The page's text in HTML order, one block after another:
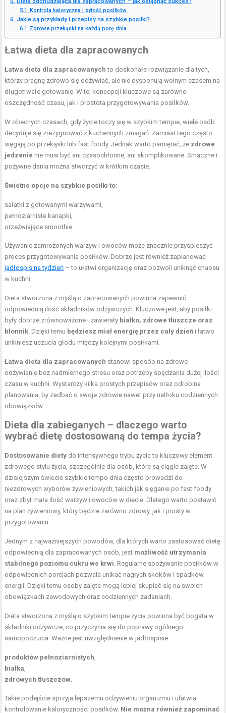
Kontrola kaloryczna i sytość posiłków
Jakie są przykłady i przepisy na szybkie posiłki?
Zdrowe przekąski na każdą porę dnia
Łatwa dieta dla zapracowanych
Łatwa dieta dla zapracowanych to doskonałe rozwiązanie dla tych,
którzy pragną zdrowo się odżywiać, ale nie dysponują wolnym czasem na
długotrwałe gotowanie. W tej koncepcji kluczowe są zarówno
oszczędność czasu, jak i prostota przygotowywania posiłków.
W obecnych czasach, gdy życie toczy się w szybkim tempie, wiele osób
decyduje się zrezygnować z kuchennych zmagań. Zamiast tego często
sięgają po przekąski lub fast foody. Jednak warto pamiętać, że zdrowe
jedzenie nie musi być ani czasochłonne, ani skomplikowane. Smaczne i
pożywne dania można stworzyć w krótkim czasie.
Świetne opcje na szybkie posiłki to:
sałatki z gotowanymi warzywami,
pełnoziarniste kanapki,
orzeźwiające smoothie.
Używanie zamrożonych warzyw i owoców może znacznie przyspieszyć
proces przygotowywania posiłków. Dobrze jest również zaplanować
jadłospis na tydzień – to ułatwi organizację oraz pozwoli uniknąć chaosu
w kuchni.
Dieta stworzona z myślą o zapracowanych powinna zapewnić
odpowiednią ilość składników odżywczych. Kluczowe jest, aby posiłki
były dobrze zrównoważone i zawierały białko, zdrowe tłuszcze oraz
błonnik. Dzięki temu będziesz miał energię przez cały dzień i łatwo
unikniesz uczucia głodu między kolejnymi posiłkami.
Łatwa dieta dla zapracowanych stanowi sposób na zdrowe
odżywianie bez nadmiernego stresu oraz potrzeby spędzania dużej ilości
czasu w kuchni. Wystarczy kilka prostych przepisów oraz odrobina
planowania, by zadbać o swoje zdrowie nawet przy natłoku codziennych
obowiązków.
Dieta dla zabieganych – dlaczego warto
wybrać dietę dostosowaną do tempa życia?
Dostosowanie diety do intensywnego trybu życia to kluczowy element
zdrowego stylu życia, szczególnie dla osób, które są ciągle zajęte. W
dzisiejszym świecie szybkie tempo dnia często prowadzi do
niezdrowych wyborów żywieniowych, takich jak sięganie po fast foody
oraz zbyt mała ilość warzyw i owoców w diecie. Dlatego warto postawić
na plan żywieniowy, który będzie zarówno zdrowy, jak i prosty w
przygotowaniu.
Jednym z najważniejszych powodów, dla których warto zastosować dietę
odpowiednią dla zapracowanych osób, jest możliwość utrzymania
stabilnego poziomu cukru we krwi. Regularne spożywanie posiłków w
odpowiednich porcjach pozwala unikać nagłych skoków i spadków
energii. Dzięki temu osoby zajęte mogą lepiej skupiać się na swoich
obowiązkach zawodowych oraz codziennych zadaniach.
Dieta stworzona z myślą o szybkim tempie życia powinna być bogata w
składniki odżywcze, co przyczynia się do poprawy ogólnego
samopoczucia. Ważne jest uwzględnienie w jadłospisie:
produktów pełnoziarnistych,
białka,
zdrowych tłuszczów.
Takie podejście sprzyja lepszemu odżywieniu organizmu i ułatwia
kontrolowanie kaloryczności posiłków. Nie można również zapominać